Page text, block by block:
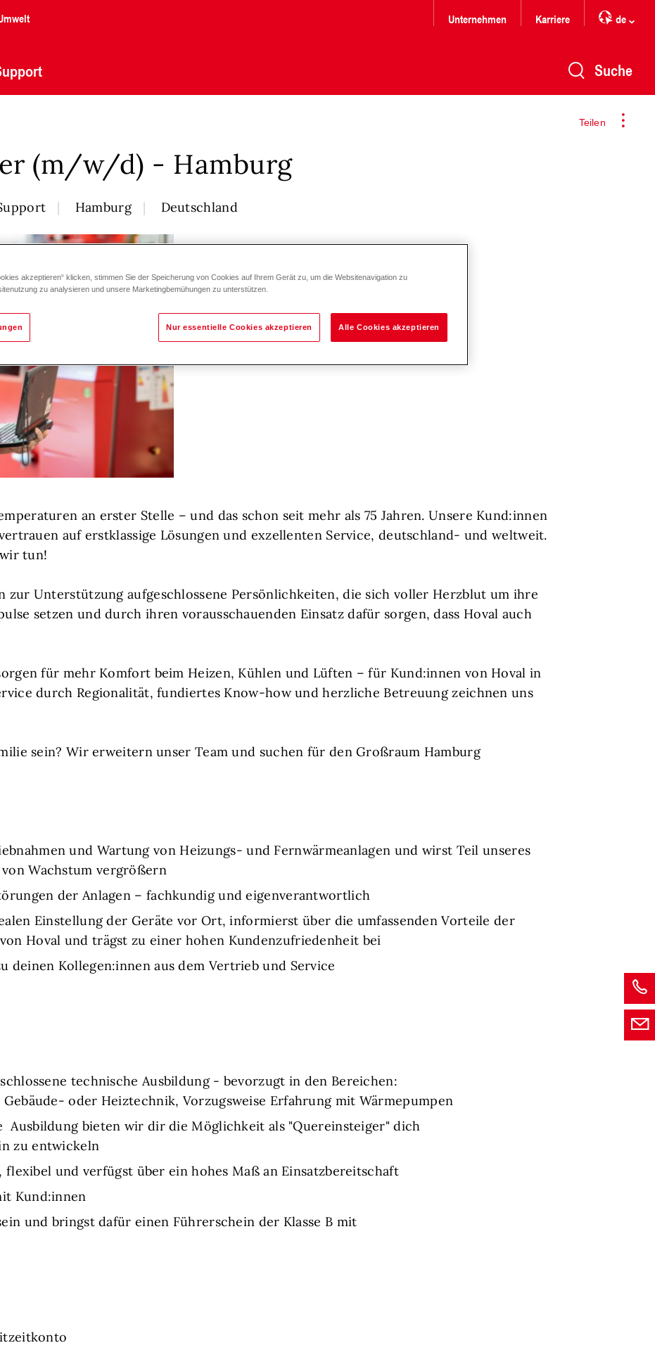
Unternehmen Karriere de
Suche
Teilen
(m/w/d) - Hamburg
Hamburg Deutschland
an erster Stelle – und das schon seit mehr als 75 Jahren. Unsere Kund:innen
auf erstklassige Lösungen und exzellenten Service, deutschland- und weltweit.
tun!
zur Unterstützung aufgeschlossene Persönlichkeiten, die sich voller Herzblut um ihre
setzen und durch ihren vorausschauenden Einsatz dafür sorgen, dass Hoval auch
für mehr Komfort beim Heizen, Kühlen und Lüften – für Kund:innen von Hoval in
durch Regionalität, fundiertes Know-how und herzliche Betreuung zeichnen uns
sein? Wir erweitern unser Team und suchen für den Großraum Hamburg
und Wartung von Heizungs- und Fernwärmeanlagen und wirst Teil unseres
Wachstum vergrößern
der Anlagen – fachkundig und eigenverantwortlich
Einstellung der Geräte vor Ort, informierst über die umfassenden Vorteile der
Hoval und trägst zu einer hohen Kundenzufriedenheit bei
deinen Kollegen:innen aus dem Vertrieb und Service
technische Ausbildung - bevorzugt in den Bereichen:
oder Heiztechnik, Vorzugsweise Erfahrung mit Wärmepumpen
Ausbildung bieten wir dir die Möglichkeit als "Quereinsteiger" dich
zu entwickeln
flexibel und verfügst über ein hohes Maß an Einsatzbereitschaft
Kund:innen
und bringst dafür einen Führerschein der Klasse B mit
akzeptieren“ klicken, stimmen Sie der Speicherung von Cookies auf Ihrem Gerät zu, um die Websitenavigation zu
zu analysieren und unsere Marketingbemühungen zu unterstützen.
Nur essentielle Cookies akzeptieren Alle Cookies akzeptieren